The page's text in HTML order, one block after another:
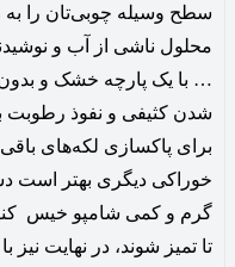
سطح وسیله چوبی‌تان را به
محلول ناشی از آب و
… با یک پارچه خشک و بدون
شدن کثیفی و نفوذ رطوبت
برای پاکسازی لکه‌های باقی
خوراکی دیگری بهتر است
گرم و کمی شامپو خیس
تا تمیز شوند، در نهایت